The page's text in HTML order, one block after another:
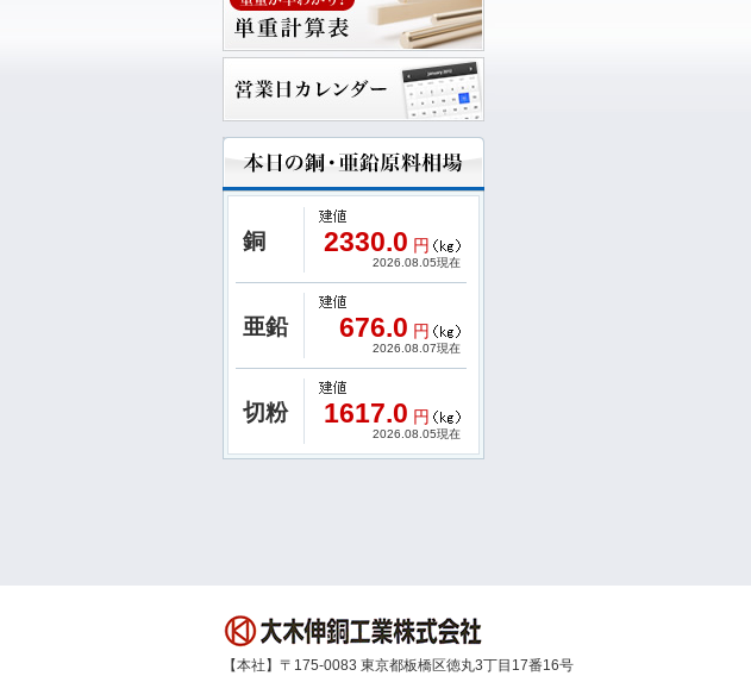
銅 2330.0 円
2026.08.05現在
亜鉛 676.0 円
2026.08.07現在
切粉 1617.0 円
2026.08.05現在
【本社】〒175-0083 東京都板橋区徳丸3丁目17番16号